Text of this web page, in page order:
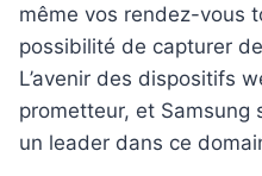
même vos rendez-vous
possibilité de capturer
L’avenir des dispositifs
prometteur, et Samsung
un leader dans ce